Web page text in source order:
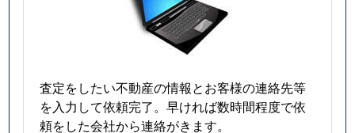
査定をしたい不動産の情報とお客様の連絡先等
を入力して依頼完了。早ければ数時間程度で依
頼をした会社から連絡がきます。